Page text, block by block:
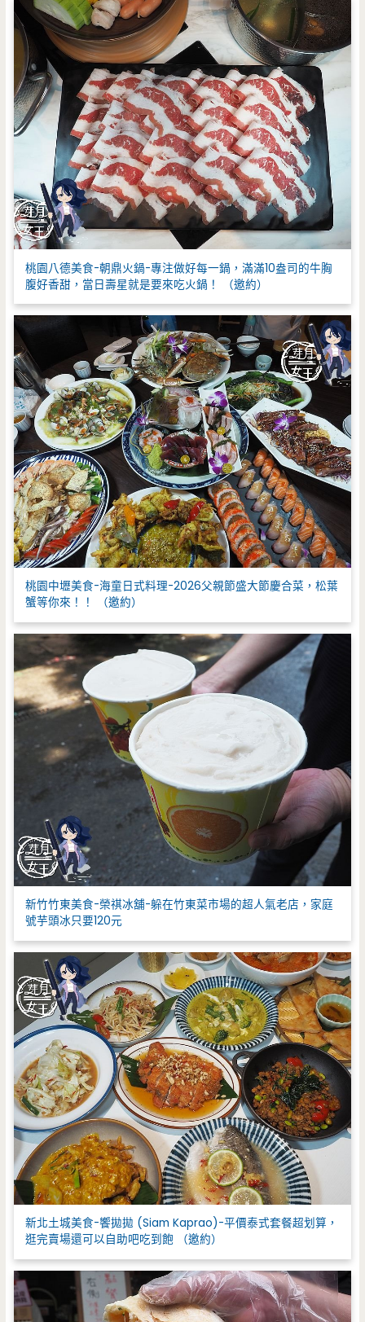
桃園八德美食-朝鼎火鍋-專注做好每一鍋，滿滿10盎司的牛胸
腹好香甜，當日壽星就是要來吃火鍋！ （邀約）
桃園中壢美食-海童日式料理-2026父親節盛大節慶合菜，松葉
蟹等你來！！ （邀約）
新竹竹東美食-榮祺冰舖-躲在竹東菜市場的超人氣老店，家庭
號芋頭冰只要120元
新北土城美食-饗拋拋 (Siam Kaprao)-平價泰式套餐超划算，
逛完賣場還可以自助吧吃到飽 （邀約）